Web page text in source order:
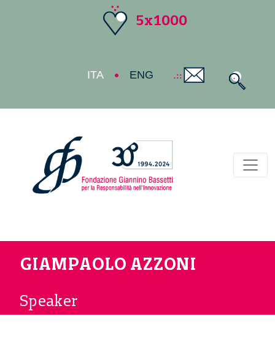
5x1000
ITA ENG
GIAMPAOLO AZZONI
Speaker